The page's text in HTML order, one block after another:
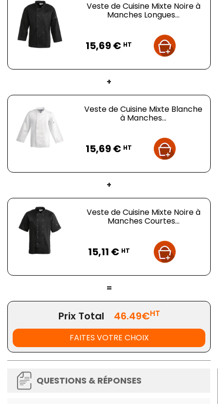
Veste de Cuisine Mixte Noire à
Manches Longues...
15,69 € HT
+
Veste de Cuisine Mixte Blanche
à Manches...
15,69 € HT
+
Veste de Cuisine Mixte Noire à
Manches Courtes...
15,11 € HT
=
Prix Total 46.49€HT
FAITES VOTRE CHOIX
QUESTIONS & RÉPONSES